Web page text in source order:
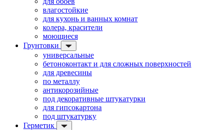
влагостойкие
для кухонь и ванных комнат
колера, красители
моющиеся
Грунтовки
универсальные
бетоноконтакт и для сложных поверхностей
для древесины
по металлу
антикорозийные
под декоративные штукатурки
для гипсокартона
под штукатурку
Герметик